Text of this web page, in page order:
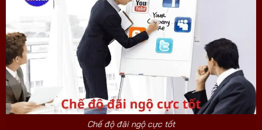
Chế độ đãi ngộ cực tốt